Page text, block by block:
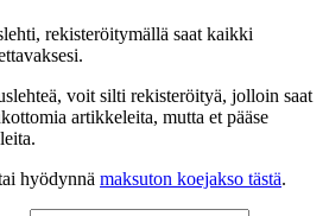
rekisteröitymällä saat kaikki
voit silti rekisteröityä, jolloin saat
artikkeleita, mutta et pääse
hyödynnä maksuton koejakso tästä.